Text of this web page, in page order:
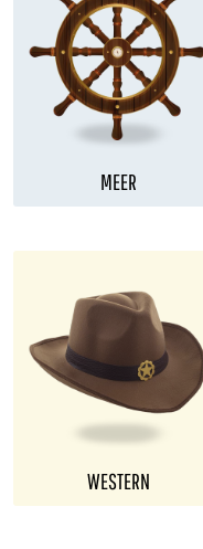
MEER
WESTERN